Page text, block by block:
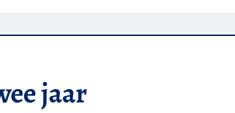
jaar